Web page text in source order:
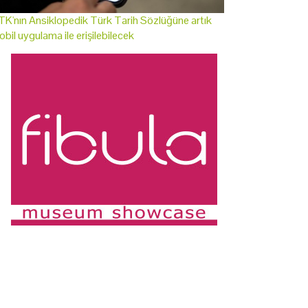
Ansiklopedik Türk Tarih Sözlüğüne artık
uygulama ile erişilebilecek